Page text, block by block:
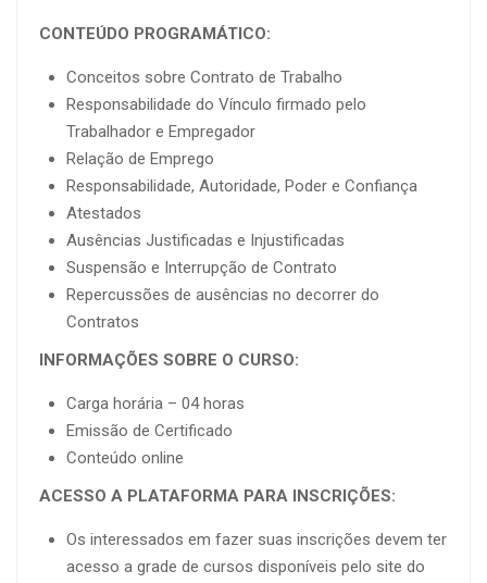
CONTEÚDO PROGRAMÁTICO:
Conceitos sobre Contrato de Trabalho
Responsabilidade do Vínculo firmado pelo
Trabalhador e Empregador
Relação de Emprego
Responsabilidade, Autoridade, Poder e Confiança
Atestados
Ausências Justificadas e Injustificadas
Suspensão e Interrupção de Contrato
Repercussões de ausências no decorrer do
Contratos
INFORMAÇÕES SOBRE O CURSO:
Carga horária – 04 horas
Emissão de Certificado
Conteúdo online
ACESSO A PLATAFORMA PARA INSCRIÇÕES:
Os interessados em fazer suas inscrições devem ter
acesso a grade de cursos disponíveis pelo site do